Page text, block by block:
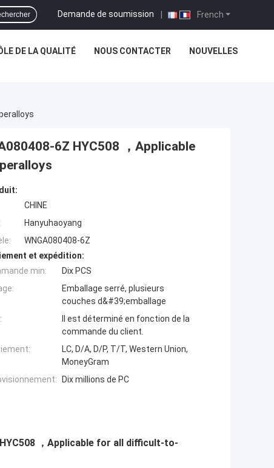
French
Demande de soumission |
DE LA QUALITÉ NOUS CONTACTER NOUVELLES
6Z HYC508 ，Applicable
CHINE
Hanyuhaoyang
WNGA080408-6Z
et expédition:
min:
Dix PCS
Emballage serré, plusieurs
couches d&#39;emballage
Il est déterminé en fonction de la
commande du client.
LC, D/A, D/P, T/T, Western Union,
MoneyGram
Dix millions de PC
，Applicable for all difficult-to-